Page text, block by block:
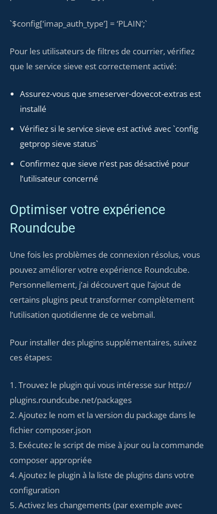
`$config[‘imap_auth_type’] = ‘PLAIN’;`
Pour les utilisateurs de filtres de courrier, vérifiez
que le service sieve est correctement activé:
Assurez-vous que smeserver-dovecot-extras est
installé
Vérifiez si le service sieve est activé avec `config
getprop sieve status`
Confirmez que sieve n’est pas désactivé pour
l’utilisateur concerné
Optimiser votre expérience
Roundcube
Une fois les problèmes de connexion résolus, vous
pouvez améliorer votre expérience Roundcube.
Personnellement, j’ai découvert que l’ajout de
certains plugins peut transformer complètement
l’utilisation quotidienne de ce webmail.
Pour installer des plugins supplémentaires, suivez
ces étapes:
1. Trouvez le plugin qui vous intéresse sur http://
plugins.roundcube.net/packages
2. Ajoutez le nom et la version du package dans le
fichier composer.json
3. Exécutez le script de mise à jour ou la commande
composer appropriée
4. Ajoutez le plugin à la liste de plugins dans votre
configuration
5. Activez les changements (par exemple avec